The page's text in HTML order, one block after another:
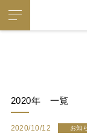
2020年 一覧
2020/10/12 お知